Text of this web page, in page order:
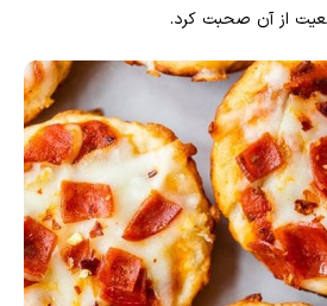
از آن صحبت کرد.